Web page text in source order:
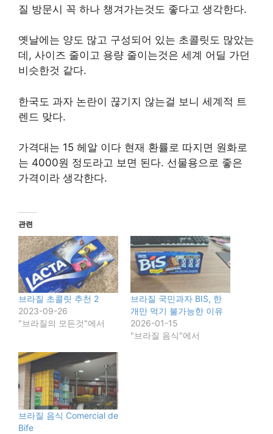
질 방문시 꼭 하나 챙겨가는것도 좋다고 생각한다.
옛날에는 양도 많고 구성되어 있는 초콜릿도 많았는
데, 사이즈 줄이고 용량 줄이는것은 세계 어딜 가던
비슷한것 같다.
한국도 과자 논란이 끊기지 않는걸 보니 세계적 트
렌드 맞다.
가격대는 15 헤알 이다 현재 환률로 따지면 원화로
는 4000원 정도라고 보면 된다. 선물용으로 좋은
가격이라 생각한다.
관련
브라질 초콜릿 추천 2
2023-09-26
"브라질의 모든것"에서
브라질 국민과자 BIS, 한
개만 먹기 불가능한 이유
2026-01-15
"브라질 음식"에서
브라질 음식 Comercial de
Bife